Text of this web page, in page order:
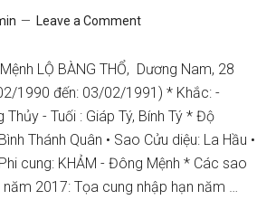
Leave a Comment
LỘ BÀNG THỔ, Dương Nam, 28
1990 đến: 03/02/1991) * Khắc: -
Thủy - Tuối : Giáp Tý, Bính Tý * Độ
Thánh Quân • Sao Cửu diệu: La Hầu •
cung: KHẢM - Đông Mệnh * Các sao
2017: Tọa cung nhập hạn năm …